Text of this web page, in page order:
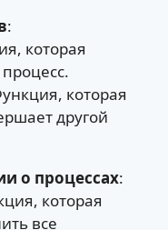
:
которая
которая
другой
о процессах:
которая
все